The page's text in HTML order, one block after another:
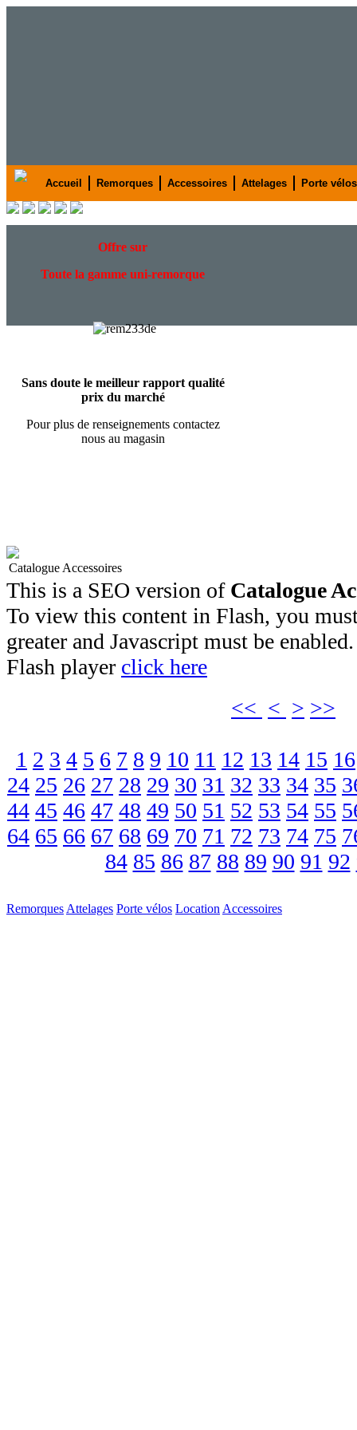
Accueil Remorques Accessoires Attelages Porte vélos
Offre sur
Toute la gamme uni-remorque
Sans doute le meilleur rapport qualité
prix du marché
Pour plus de renseignements contactez
nous au magasin
Catalogue Accessoires
This is a SEO version of Catalogue
To view this content in Flash, you
greater and Javascript must be
Flash player click here
<< < > >>
1 2 3 4 5 6 7 8 9 10 11 12 13 14 15 16
24 25 26 27 28 29 30 31 32 33 34 35
44 45 46 47 48 49 50 51 52 53 54 55
64 65 66 67 68 69 70 71 72 73 74 75
84 85 86 87 88 89 90 91 92
Remorques Attelages Porte vélos Location Accessoires